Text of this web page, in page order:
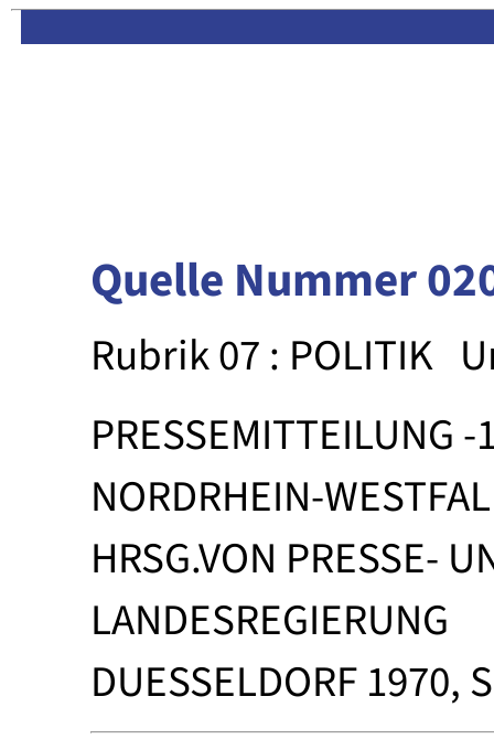
Quelle Nummer
Rubrik 07 : POLITIK
PRESSEMITTEILUNG
NORDRHEIN-
HRSG.VON PRESSE-
LANDESREGIERUNG
DUESSELDORF 1970,